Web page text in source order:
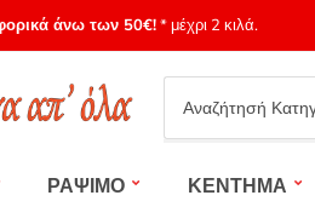
άνω των 50€!* μέχρι 2 κιλά.
Category
name
ΡΑΨΙΜΟ ΚΕΝΤΗΜΑ